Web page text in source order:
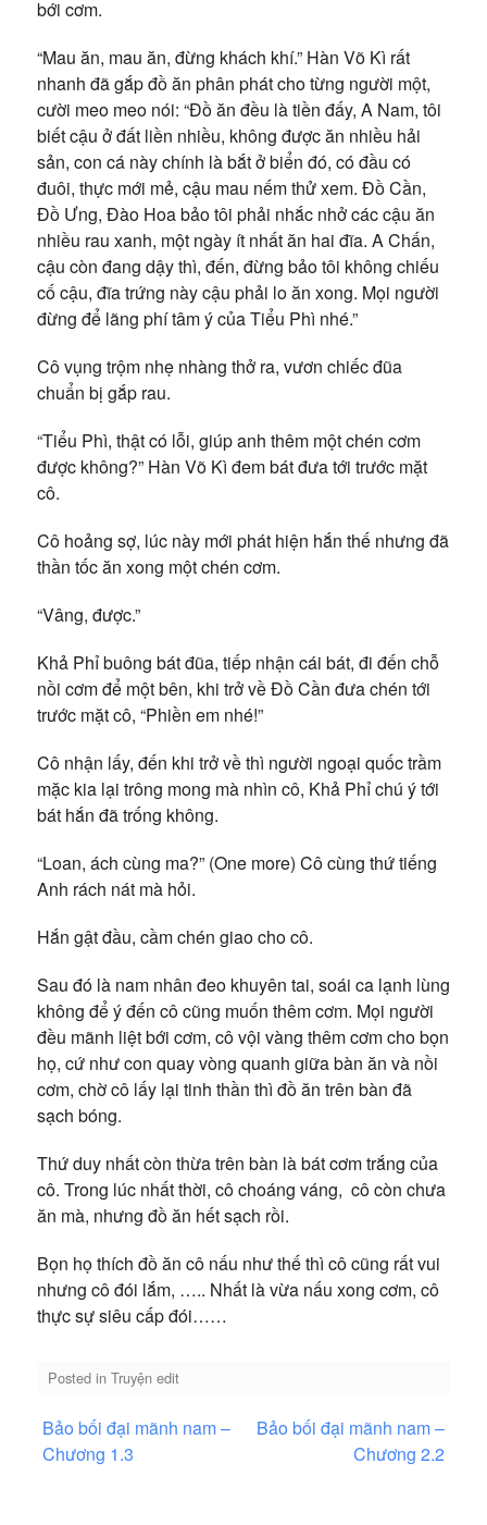
bới cơm.
“Mau ăn, mau ăn, đừng khách khí.” Hàn Võ Kì rất
nhanh đã gắp đồ ăn phân phát cho từng người một,
cười meo meo nói: “Đồ ăn đều là tiền đấy, A Nam, tôi
biết cậu ở đất liền nhiều, không được ăn nhiều hải
sản, con cá này chính là bắt ở biển đó, có đầu có
đuôi, thực mới mẻ, cậu mau nếm thử xem. Đồ Cần,
Đồ Ưng, Đào Hoa bảo tôi phải nhắc nhở các cậu ăn
nhiều rau xanh, một ngày ít nhất ăn hai đĩa. A Chấn,
cậu còn đang dậy thì, đến, đừng bảo tôi không chiếu
cố cậu, đĩa trứng này cậu phải lo ăn xong. Mọi người
đừng để lãng phí tâm ý của Tiểu Phì nhé.”
Cô vụng trộm nhẹ nhàng thở ra, vươn chiếc đũa
chuẩn bị gắp rau.
“Tiểu Phì, thật có lỗi, giúp anh thêm một chén cơm
được không?” Hàn Võ Kì đem bát đưa tới trước mặt
cô.
Cô hoảng sợ, lúc này mới phát hiện hắn thế nhưng đã
thần tốc ăn xong một chén cơm.
“Vâng, được.”
Khả Phỉ buông bát đũa, tiếp nhận cái bát, đi đến chỗ
nồi cơm để một bên, khi trở về Đồ Cần đưa chén tới
trước mặt cô, “Phiền em nhé!”
Cô nhận lấy, đến khi trở về thì người ngoại quốc trầm
mặc kia lại trông mong mà nhìn cô, Khả Phỉ chú ý tới
bát hắn đã trống không.
“Loan, ách cùng ma?” (One more) Cô cùng thứ tiếng
Anh rách nát mà hỏi.
Hắn gật đầu, cầm chén giao cho cô.
Sau đó là nam nhân đeo khuyên tai, soái ca lạnh lùng
không để ý đến cô cũng muốn thêm cơm. Mọi người
đều mãnh liệt bới cơm, cô vội vàng thêm cơm cho bọn
họ, cứ như con quay vòng quanh giữa bàn ăn và nồi
cơm, chờ cô lấy lại tinh thần thì đồ ăn trên bàn đã
sạch bóng.
Thứ duy nhất còn thừa trên bàn là bát cơm trắng của
cô. Trong lúc nhất thời, cô choáng váng, cô còn chưa
ăn mà, nhưng đồ ăn hết sạch rồi.
Bọn họ thích đồ ăn cô nấu như thế thì cô cũng rất vui
nhưng cô đói lắm, ….. Nhất là vừa nấu xong cơm, cô
thực sự siêu cấp đói……
Posted in Truyện edit
Điều
hướng
Bảo bối đại mãnh nam –
Chương 1.3
Bảo bối đại mãnh nam –
Chương 2.2